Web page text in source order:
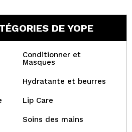
DE YOPE
Conditionner et
Masques
Hydratante et beurres
Lip Care
Soins des mains